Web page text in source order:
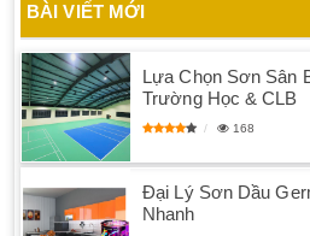
BÀI VIẾT MỚI
Lựa Chọn Sơn Sân
Trường Học & CLB
168
Đại Lý Sơn Dầu
Nhanh